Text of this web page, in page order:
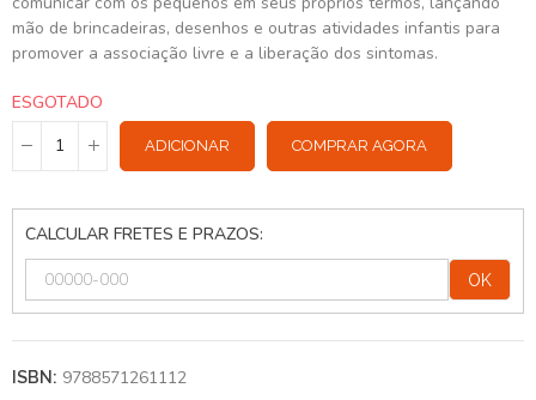
mão de brincadeiras, desenhos e outras atividades infantis para
promover a associação livre e a liberação dos sintomas.
ESGOTADO
ADICIONAR COMPRAR AGORA
CALCULAR FRETES E PRAZOS:
OK
ISBN: 9788571261112